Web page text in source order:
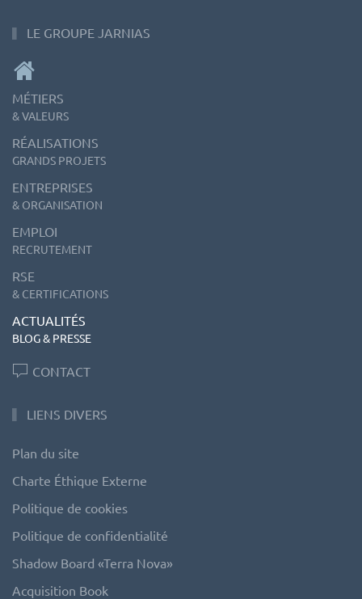
LE GROUPE JARNIAS
MÉTIERS
& VALEURS
RÉALISATIONS
GRANDS PROJETS
ENTREPRISES
& ORGANISATION
EMPLOI
RECRUTEMENT
RSE
& CERTIFICATIONS
ACTUALITÉS
BLOG & PRESSE
CONTACT
LIENS DIVERS
Plan du site
Charte Éthique Externe
Politique de cookies
Politique de confidentialité
Shadow Board «Terra Nova»
Acquisition Book